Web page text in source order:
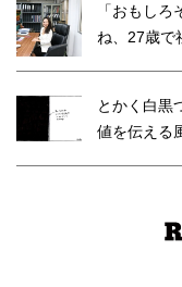
「おもし
ね、27歳で
とかく白黒
値を伝える